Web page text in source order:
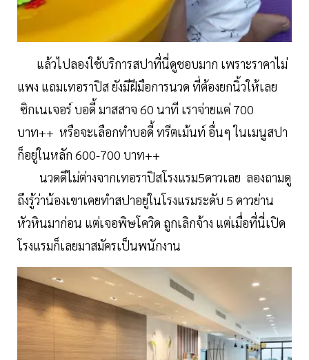
แล้วไปลองใช้บริการสปาที่นี่ดูชอบมาก เพราะราคาไม่
แพง แถมเทอราปิส ยังมีฝีมือการนวด ที่ต้องยกนิ้วให้เลย
ซิกเนเจอร์ บอดี้ มาสสาจ 60 นาที เราจ่ายแค่ 700
บาท++ หรือจะเลือกทำบอดี้ ทรีตเม้นท์ อื่นๆ ในเมนูสปา
ก็อยู่ในหลัก 600-700 บาท++
นวดดีไม่ต่างจากเทอราปิสโรงแรม5ดาวเลย ลองถามดู
ถึงรู้ว่าน้องเขาเคยทำสปาอยู่ในโรงแรมระดับ 5 ดาวย่าน
หัวหินมาก่อน แต่เจอพิษโควิด ถูกเลิกจ้าง แต่เมื่อที่นี่เปิด
โรงแรมก็เลยมาสมัครเป็นพนักงาน